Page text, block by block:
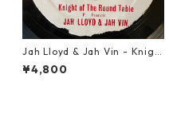
Jah Lloyd & Jah Vin - Knigh
t Of The Round Table【7-21
908】
¥4,800